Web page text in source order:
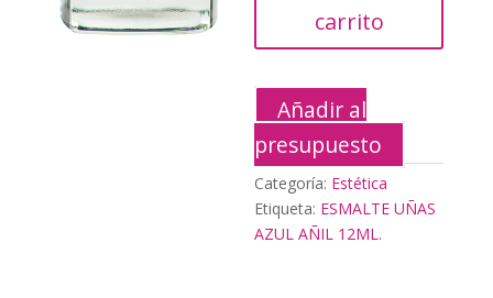
carrito
Añadir al
presupuesto
Categoría: Estética
Etiqueta: ESMALTE UÑAS
AZUL AÑIL 12ML.